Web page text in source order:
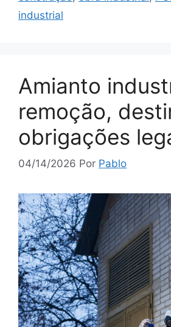
industrial
Amianto
remoção,
obrigações
04/14/2026 Por Pablo